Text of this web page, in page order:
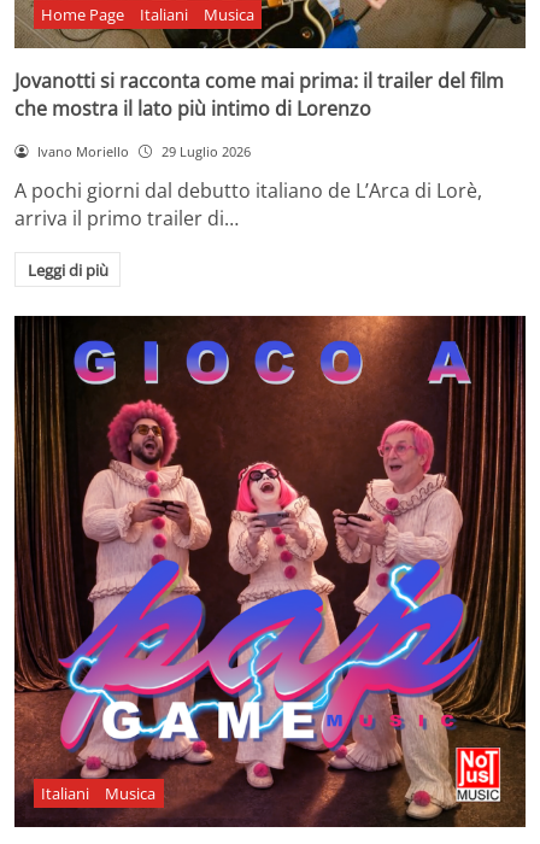
Home Page Italiani Musica
Jovanotti si racconta come mai prima: il trailer del film
che mostra il lato più intimo di Lorenzo
Ivano Moriello 29 Luglio 2026
A pochi giorni dal debutto italiano de L’Arca di Lorè,
arriva il primo trailer di…
Leggi di più
Italiani Musica